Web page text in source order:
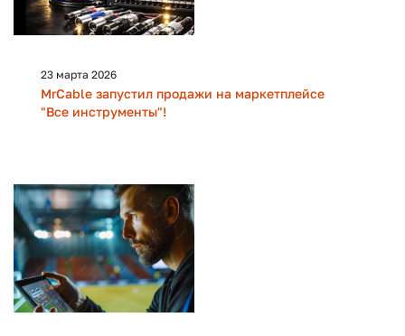
23 марта 2026
MrCable запустил продажи на маркетплейсе
"Все инструменты"!